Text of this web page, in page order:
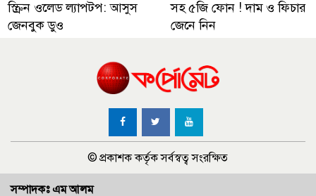
স্ক্রিন ওলেড ল্যাপটপ: আসুস
জেনবুক ডুও
সহ ৫জি ফোন ! দাম ও ফিচার
জেনে নিন
© প্রকাশক কর্তৃক সর্বস্বত্ব সংরক্ষিত
সম্পাদকঃ এম আলম